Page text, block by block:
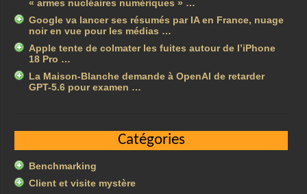
« armes nucléaires numériques » …
Google va lancer ses résumés par IA en France, nuage
noir en vue pour les médias …
Apple tente de colmater les fuites autour de l’iPhone
18 Pro …
La Maison-Blanche demande à OpenAI de retarder
GPT-5.6 pour examen …
Catégories
Benchmarking
Client et visite mystère